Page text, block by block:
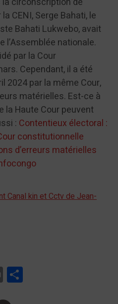
CENI, Serge Bahati, le
Bahati Lukwebo, avait
l’Assemblée nationale.
par la Cour
Cependant, il a été
2024 par la même Cour,
matérielles. Est-ce à
la Haute Cour peuvent
: Contentieux électoral :
constitutionnelle
d’erreurs matérielles
Canal kin et Cctv de Jean-
Print